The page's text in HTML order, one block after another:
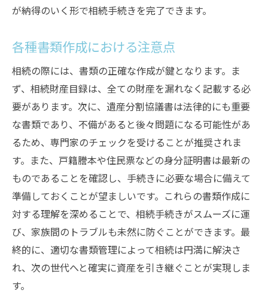
が納得のいく形で相続手続きを完了できます。
各種書類作成における注意点
相続の際には、書類の正確な作成が鍵となります。ま
ず、相続財産目録は、全ての財産を漏れなく記載する必
要があります。次に、遺産分割協議書は法律的にも重要
な書類であり、不備があると後々問題になる可能性があ
るため、専門家のチェックを受けることが推奨されま
す。また、戸籍謄本や住民票などの身分証明書は最新の
ものであることを確認し、手続きに必要な場合に備えて
準備しておくことが望ましいです。これらの書類作成に
対する理解を深めることで、相続手続きがスムーズに運
び、家族間のトラブルも未然に防ぐことができます。最
終的に、適切な書類管理によって相続は円満に解決さ
れ、次の世代へと確実に資産を引き継ぐことが実現しま
す。